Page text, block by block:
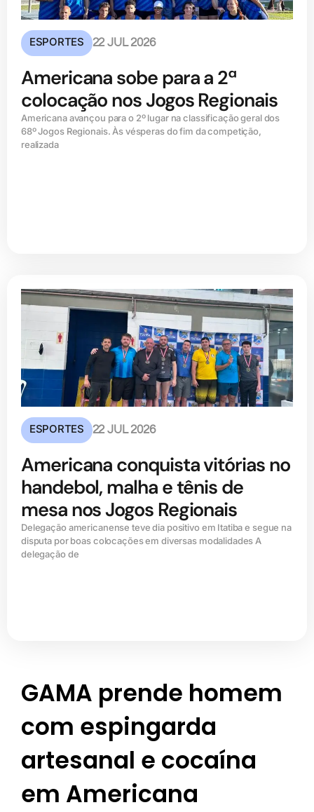
ESPORTES 22 JUL 2026
Americana sobe para a 2ª
colocação nos Jogos Regionais
Americana avançou para o 2º lugar na classificação geral dos
68º Jogos Regionais. Às vésperas do fim da competição,
realizada
ESPORTES 22 JUL 2026
Americana conquista vitórias no
handebol, malha e tênis de
mesa nos Jogos Regionais
Delegação americanense teve dia positivo em Itatiba e segue na
disputa por boas colocações em diversas modalidades A
delegação de
GAMA prende homem
com espingarda
artesanal e cocaína
em Americana